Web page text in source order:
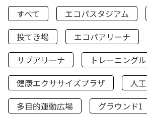
すべて エコパスタジアム
投てき場
エコパアリーナ
サブアリーナ
トレーニング
健康エクササイズプラザ
人
多目的運動広場
グラウンド1